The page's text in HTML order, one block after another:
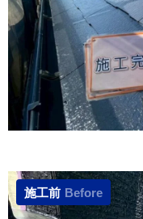
施工前 Before